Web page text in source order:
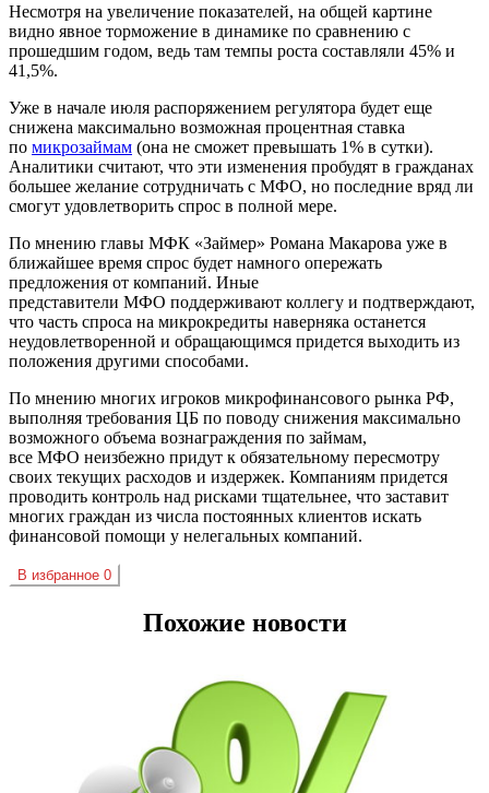
Несмотря на увеличение показателей, на общей картине
видно явное торможение в динамике по сравнению с
прошедшим годом, ведь там темпы роста составляли 45% и
41,5%.
Уже в начале июля распоряжением регулятора будет еще
снижена максимально возможная процентная ставка
по микрозаймам (она не сможет превышать 1% в сутки).
Аналитики считают, что эти изменения пробудят в гражданах
большее желание сотрудничать с МФО, но последние вряд ли
смогут удовлетворить спрос в полной мере.
По мнению главы МФК «Займер» Романа Макарова уже в
ближайшее время спрос будет намного опережать
предложения от компаний. Иные
представители МФО поддерживают коллегу и подтверждают,
что часть спроса на микрокредиты наверняка останется
неудовлетворенной и обращающимся придется выходить из
положения другими способами.
По мнению многих игроков микрофинансового рынка РФ,
выполняя требования ЦБ по поводу снижения максимально
возможного объема вознаграждения по займам,
все МФО неизбежно придут к обязательному пересмотру
своих текущих расходов и издержек. Компаниям придется
проводить контроль над рисками тщательнее, что заставит
многих граждан из числа постоянных клиентов искать
финансовой помощи у нелегальных компаний.
В избранное 0
Похожие новости